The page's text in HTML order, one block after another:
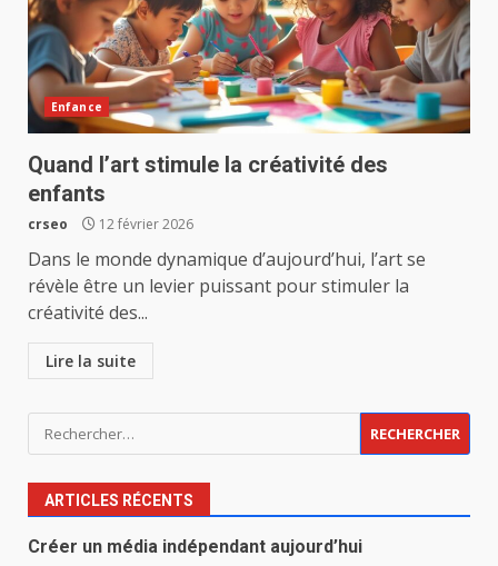
Enfance
Quand l’art stimule la créativité des
enfants
crseo 12 février 2026
Dans le monde dynamique d’aujourd’hui, l’art se
révèle être un levier puissant pour stimuler la
créativité des...
Lire la suite
Rechercher :
ARTICLES RÉCENTS
Créer un média indépendant aujourd’hui